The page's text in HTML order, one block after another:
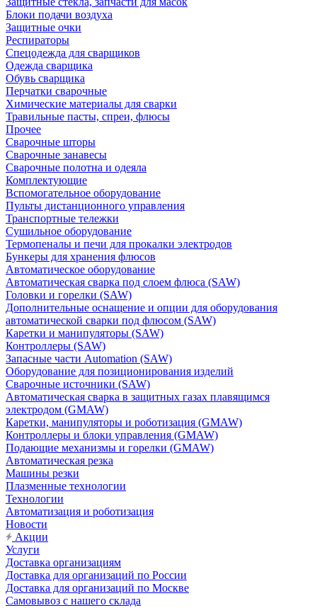
Блоки подачи воздуха
Защитные очки
Респираторы
Спецодежда для сварщиков
Одежда сварщика
Обувь сварщика
Перчатки сварочные
Химические материалы для сварки
Травильные пасты, спреи, флюсы
Прочее
Сварочные шторы
Сварочные занавесы
Сварочные полотна и одеяла
Комплектующие
Вспомогательное оборудование
Пульты дистанционного управления
Транспортные тележки
Сушильное оборудование
Термопеналы и печи для прокалки электродов
Бункеры для хранения флюсов
Автоматическое оборудование
Автоматическая сварка под слоем флюса (SAW)
Головки и горелки (SAW)
Дополнительные оснащение и опции для оборудования
автоматической сварки под флюсом (SAW)
Каретки и манипуляторы (SAW)
Контроллеры (SAW)
Запасные части Automation (SAW)
Оборудование для позиционирования изделий
Сварочные источники (SAW)
Автоматическая сварка в защитных газах плавящимся
электродом (GMAW)
Каретки, манипуляторы и роботизация (GMAW)
Контроллеры и блоки управления (GMAW)
Подающие механизмы и горелки (GMAW)
Автоматическая резка
Машины резки
Плазменные технологии
Технологии
Автоматизация и роботизация
Новости
Акции
Услуги
Доставка организациям
Доставка для организаций по России
Доставка для организаций по Москве
Самовывоз с нашего склада